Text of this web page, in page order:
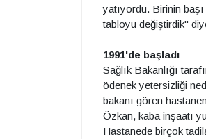
yatıyordu. Birinin
tabloyu değiştirdik"
1991'de başladı
Sağlık Bakanlığı
ödenek yetersizliği
bakanı gören
Özkan, kaba inşaatı
Hastanede birçok